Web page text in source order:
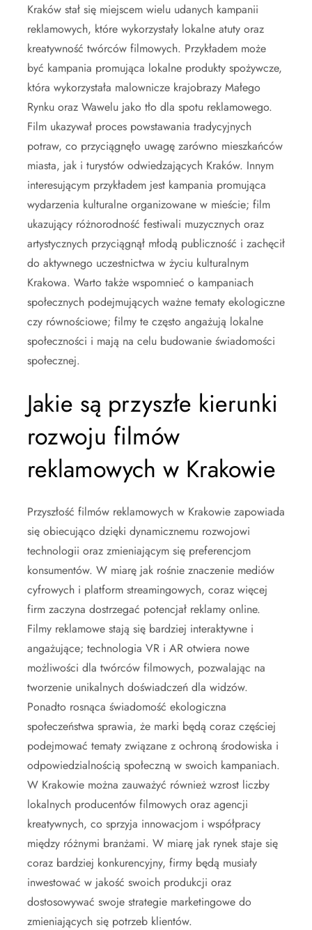
Kraków stał się miejscem wielu udanych kampanii
reklamowych, które wykorzystały lokalne atuty oraz
kreatywność twórców filmowych. Przykładem może
być kampania promująca lokalne produkty spożywcze,
która wykorzystała malownicze krajobrazy Małego
Rynku oraz Wawelu jako tło dla spotu reklamowego.
Film ukazywał proces powstawania tradycyjnych
potraw, co przyciągnęło uwagę zarówno mieszkańców
miasta, jak i turystów odwiedzających Kraków. Innym
interesującym przykładem jest kampania promująca
wydarzenia kulturalne organizowane w mieście; film
ukazujący różnorodność festiwali muzycznych oraz
artystycznych przyciągnął młodą publiczność i zachęcił
do aktywnego uczestnictwa w życiu kulturalnym
Krakowa. Warto także wspomnieć o kampaniach
społecznych podejmujących ważne tematy ekologiczne
czy równościowe; filmy te często angażują lokalne
społeczności i mają na celu budowanie świadomości
społecznej.
Jakie są przyszłe kierunki
rozwoju filmów
reklamowych w Krakowie
Przyszłość filmów reklamowych w Krakowie zapowiada
się obiecująco dzięki dynamicznemu rozwojowi
technologii oraz zmieniającym się preferencjom
konsumentów. W miarę jak rośnie znaczenie mediów
cyfrowych i platform streamingowych, coraz więcej
firm zaczyna dostrzegać potencjał reklamy online.
Filmy reklamowe stają się bardziej interaktywne i
angażujące; technologia VR i AR otwiera nowe
możliwości dla twórców filmowych, pozwalając na
tworzenie unikalnych doświadczeń dla widzów.
Ponadto rosnąca świadomość ekologiczna
społeczeństwa sprawia, że marki będą coraz częściej
podejmować tematy związane z ochroną środowiska i
odpowiedzialnością społeczną w swoich kampaniach.
W Krakowie można zauważyć również wzrost liczby
lokalnych producentów filmowych oraz agencji
kreatywnych, co sprzyja innowacjom i współpracy
między różnymi branżami. W miarę jak rynek staje się
coraz bardziej konkurencyjny, firmy będą musiały
inwestować w jakość swoich produkcji oraz
dostosowywać swoje strategie marketingowe do
zmieniających się potrzeb klientów.